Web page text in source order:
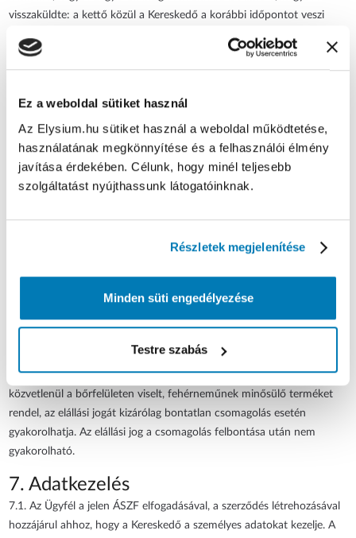
Ez a weboldal sütiket használ
Az Elysium.hu sütiket használ a weboldal működtetése,
használatának megkönnyítése és a felhasználói élmény
javítása érdekében. Célunk, hogy minél teljesebb
szolgáltatást nyújthassunk látogatóinknak.
Részletek megjelenítése
Minden süti engedélyezése
Testre szabás
visszaküldte: a kettő közül a Kereskedő a korábbi időpontot veszi
Ügyfél más fizetési mód igénybevételéhez kifejezetten a
hozzájárulását adja; e visszatérítési mód alkalmazásából kifolyólag az
Ügyfelet semmilyen többletköltség nem terheli.
6.11. Az Ügyfél kizárólag akkor vonható felelősségre a termékben
bekövetkezett értékcsökkenésért, ha az a termék jellegének,
jellegének, tulajdonságainak és működésének megállapításához
6.12. A Rendelet 29. § (1) bek. szerint a fogyasztó nem gyakorolhatja
egészségvédelmi vagy higiéniai okokból az átadást követő felbontása
után nem küldhető vissza. Amennyiben a fogyasztó jellemzően
közvetlenül a bőrfelületen viselt, fehérneműnek minősülő terméket
rendel, az elállási jogát kizárólag bontatlan csomagolás esetén
gyakorolhatja. Az elállási jog a csomagolás felbontása után nem
gyakorolható.
7. Adatkezelés
7.1. Az Ügyfél a jelen ÁSZF elfogadásával, a szerződés létrehozásával
hozzájárul ahhoz, hogy a Kereskedő a személyes adatokat kezelje. A